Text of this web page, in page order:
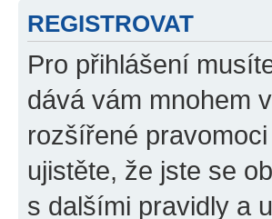
REGISTROVAT
Pro přihlášení
dává vám mnohem
rozšířené
ujistěte, že jste se
s dalšími pravidly a